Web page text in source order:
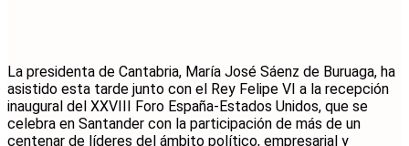
La presidenta de Cantabria, María José Sáenz de Buruaga, ha
asistido esta tarde junto con el Rey Felipe VI a la recepción
inaugural del XXVIII Foro España-Estados Unidos, que se
celebra en Santander con la participación de más de un
centenar de líderes del ámbito político, empresarial y